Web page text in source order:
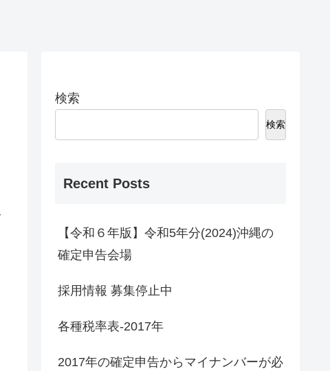
検索
検索
Recent Posts
【令和６年版】令和5年分(2024)沖縄の
確定申告会場
採用情報 募集停止中
各種税率表-2017年
2017年の確定申告からマイナンバーが必